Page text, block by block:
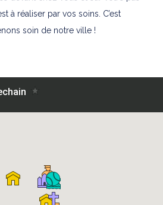
à réaliser par vos soins. C’est
soin de notre ville !